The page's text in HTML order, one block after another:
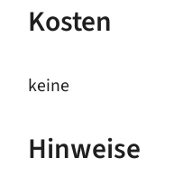
Kosten
keine
Hinweise